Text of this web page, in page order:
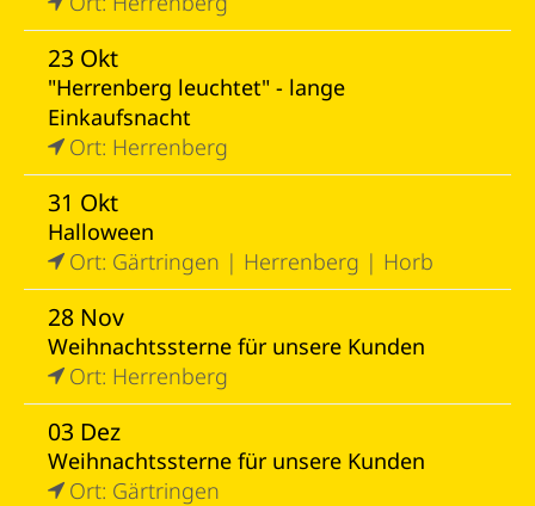
23 Okt
"Herrenberg leuchtet" - lange
Einkaufsnacht
Ort: Herrenberg
31 Okt
Halloween
Ort: Gärtringen | Herrenberg | Horb
28 Nov
Weihnachtssterne für unsere Kunden
Ort: Herrenberg
03 Dez
Weihnachtssterne für unsere Kunden
Ort: Gärtringen